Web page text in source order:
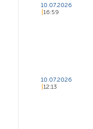
10.07.2026
16:59
10.07.2026
12:13